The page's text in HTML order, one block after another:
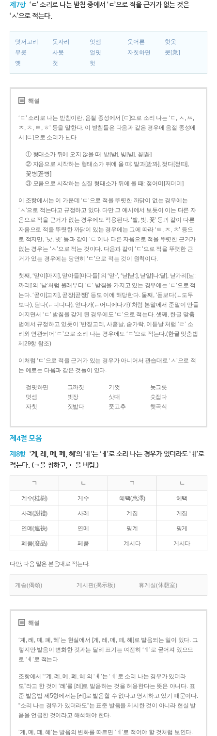
제7항 ‘ㄷ’ 소리로 나는 받침 중에서 ‘ㄷ’으로 적을 근거가 없는 것은
‘ㅅ’으로 적는다.
덧저고리 돗자리 엇셈 웃어른
핫옷
무릇
사뭇 얼핏 자칫하면
뭇[衆]
옛
첫 헛
해설
‘ㄷ’ 소리로 나는 받침이란, 음절 종성에서 [ㄷ]으로 소리 나는 ‘ㄷ, ㅅ, ㅆ,
ㅈ, ㅊ, ㅌ, ㅎ’ 등을 말한다. 이 받침들은 다음과 같은 경우에 음절 종성에
서 [ㄷ]으로 소리가 난다.
① 형태소가 뒤에 오지 않을 때: 밭[받], 빚[빋], 꽃[꼳]
② 자음으로 시작하는 형태소가 뒤에 올 때: 밭과[받꽈], 젖다[젇따],
꽃병[꼳뼝]
③ 모음으로 시작하는 실질 형태소가 뒤에 올 때: 젖어미[저더미]
이 조항에서는 이 가운데 ‘ㄷ’으로 적을 뚜렷한 까닭이 없는 경우에는
‘ㅅ’으로 적는다고 규정하고 있다. 다만 그 예시에서 보듯이 이는 다른 자
음으로 적을 근거가 없는 경우에도 적용된다. ‘밭, 빚, 꽃’ 등과 같이 다른
자음으로 적을 뚜렷한 까닭이 있는 경우에는 그에 따라 ‘ㅌ, ㅈ, ㅊ’ 등으
로 적지만, ‘낫, 빗’ 등과 같이 ‘ㄷ’이나 다른 자음으로 적을 뚜렷한 근거가
없는 경우는 ‘ㅅ’으로 적는 것이다. 다음과 같이 ‘ㄷ’으로 적을 뚜렷한 근
거가 있는 경우에는 당연히 ‘ㄷ’으로 적는 것이 원칙이다.
첫째, ‘맏이[마지], 맏아들[마다들]’의 ‘맏-’, ‘낟[낟ː], 낟알[나ː달], 낟가리[낟ː
까리]’의 ‘낟’처럼 원래부터 ‘ㄷ’ 받침을 가지고 있는 경우에는 ‘ㄷ’으로 적
는다. ‘곧이[고지], 곧장[곧짱]’ 등도 이에 해당한다. 둘째, ‘돋보다(←도두
보다), 딛다(←디디다), 얻다가(←어디에다가)’처럼 본말에서 준말이 만들
어지면서 ‘ㄷ’ 받침을 갖게 된 경우에도 ‘ㄷ’으로 적는다. 셋째, 한글 맞춤
법에서 규정하고 있듯이 ‘반짇고리, 사흗날, 숟가락, 이튿날’처럼 ‘ㄹ’ 소
리와 연관되어 ‘ㄷ’으로 소리 나는 경우에도 ‘ㄷ’으로 적는다.(한글 맞춤법
제29항 참조)
이처럼 ‘ㄷ’으로 적을 근거가 있는 경우가 아니어서 관습대로 ‘ㅅ’으로 적
는 예로는 다음과 같은 것들이 있다.
걸핏하면 그까짓 기껏
놋그릇
덧셈
빗장 삿대
숫접다
자칫
짓밟다 풋고추 햇곡식
제4절 모음
제8항 ‘계, 례, 몌, 폐, 혜’의 ‘ㅖ’는 ‘ㅔ’로 소리 나는 경우가 있더라도 ‘ㅖ’로
적는다. (ㄱ을 취하고, ㄴ을 버림.)
ㄱ ㄴ ㄱ ㄴ
계수(桂樹) 게수 혜택(惠澤) 헤택
사례(謝禮) 사레 계집 게집
연몌(連袂) 연메 핑계 핑게
폐품(廢品) 페품 계시다 게시다
다만, 다음 말은 본음대로 적는다.
게송(偈頌) 게시판(揭示板) 휴게실(休憩室)
해설
‘계, 례, 몌, 폐, 혜’는 현실에서 [게, 레, 메, 페, 헤]로 발음되는 일이 있다. 그
렇지만 발음이 변화한 것과는 달리 표기는 여전히 ‘ㅖ’로 굳어져 있으므
로 ‘ㅖ’로 적는다.
조항에서 “‘계, 례, 몌, 폐, 혜’의 ‘ㅖ’는 ‘ㅔ’로 소리 나는 경우가 있더라
도”라고 한 것이 ‘례’를 [레]로 발음하는 것을 허용한다는 뜻은 아니다. 표
준 발음법 제5항에서는 [레]로 발음할 수 없다고 명시하고 있기 때문이다.
“소리 나는 경우가 있더라도”는 표준 발음을 제시한 것이 아니라 현실 발
음을 언급한 것이라고 해석해야 한다.
‘계, 몌, 폐, 혜’는 발음의 변화를 따르면 ‘ㅔ’로 적어야 할 것처럼 보인다.